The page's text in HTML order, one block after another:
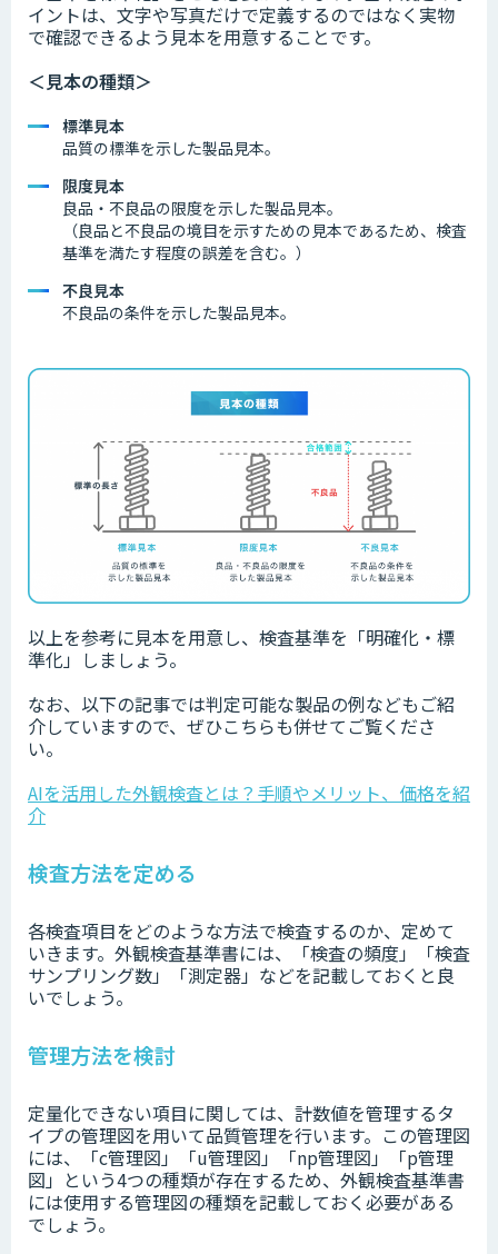
イントは、文字や写真だけで定義するのではなく実物
で確認できるよう見本を用意することです。
＜見本の種類＞
標準見本
品質の標準を示した製品見本。
限度見本
良品・不良品の限度を示した製品見本。
（良品と不良品の境目を示すための見本であるため、検査
基準を満たす程度の誤差を含む。）
不良見本
不良品の条件を示した製品見本。
以上を参考に見本を用意し、検査基準を「明確化・標
準化」しましょう。
なお、以下の記事では判定可能な製品の例などもご紹
介していますので、ぜひこちらも併せてご覧くださ
い。
AIを活用した外観検査とは？手順やメリット、価格を紹
介
検査方法を定める
各検査項目をどのような方法で検査するのか、定めて
いきます。外観検査基準書には、「検査の頻度」「検査
サンプリング数」「測定器」などを記載しておくと良
いでしょう。
管理方法を検討
定量化できない項目に関しては、計数値を管理するタ
イプの管理図を用いて品質管理を行います。この管理図
には、「c管理図」「u管理図」「np管理図」「p管理
図」という4つの種類が存在するため、外観検査基準書
には使用する管理図の種類を記載しておく必要がある
でしょう。